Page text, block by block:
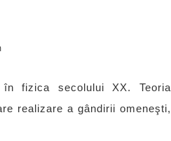
fizica secolului XX. Teoria
realizare a gândirii omeneşti,